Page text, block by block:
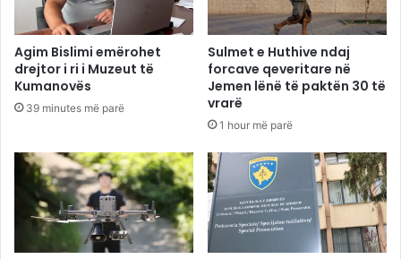
Agim Bislimi emërohet
drejtor i ri i Muzeut të
Kumanovës
39 minutes më parë
Sulmet e Huthive ndaj
forcave qeveritare në
Jemen lënë të paktën 30 të
vrarë
1 hour më parë